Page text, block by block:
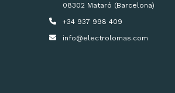
08302 Mataró (Barcelona)
+34 937 998 409
info@electrolomas.com